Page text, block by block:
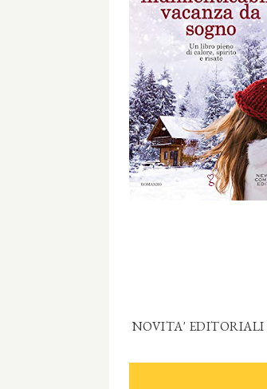
NOVITA' EDITORIALI